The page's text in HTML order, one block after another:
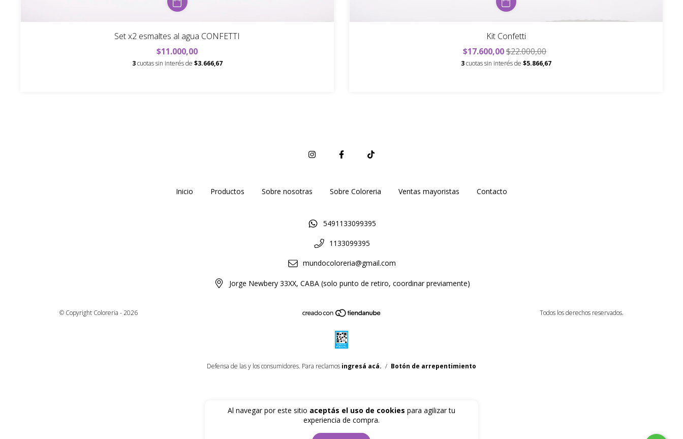
Al navegar por este sitio aceptás el uso de cookies para agilizar tu
experiencia de compra.
Set x2 esmaltes al agua CONFETTI
$11.000,00
3 cuotas sin interés de $3.666,67
Kit Confetti
$17.600,00$22.000,00
3 cuotas sin interés de $5.866,67
Inicio Productos Sobre nosotras Sobre Coloreria Ventas mayoristas Contacto
5491133099395
1133099395
mundocoloreria@gmail.com
Jorge Newbery 33XX, CABA (solo punto de retiro, coordinar previamente)
© Copyright Coloreria - 2026 Todos los derechos reservados.
Defensa de las y los consumidores. Para reclamos ingresá acá. / Botón de arrepentimiento